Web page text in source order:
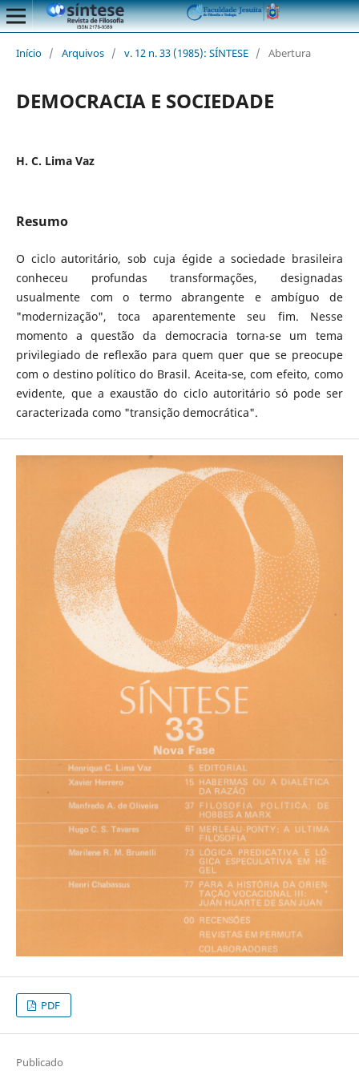
Início / Arquivos / v. 12 n. 33 (1985): SÍNTESE / Abertura
DEMOCRACIA E SOCIEDADE
H. C. Lima Vaz
Resumo
O ciclo autoritário, sob cuja égide a sociedade brasileira
conheceu profundas transformações, designadas
usualmente com o termo abrangente e ambíguo de
"modernização", toca aparentemente seu fim. Nesse
momento a questão da democracia torna-se um tema
privilegiado de reflexão para quem quer que se preocupe
com o destino político do Brasil. Aceita-se, com efeito, como
evidente, que a exaustão do ciclo autoritário só pode ser
caracterizada como "transição democrática".
PDF
Publicado